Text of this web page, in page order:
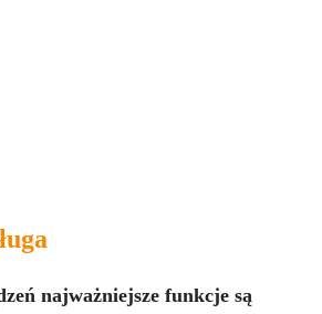
najważniejsze funkcje są